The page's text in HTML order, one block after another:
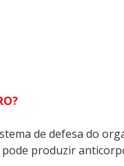
de defesa do
produzir